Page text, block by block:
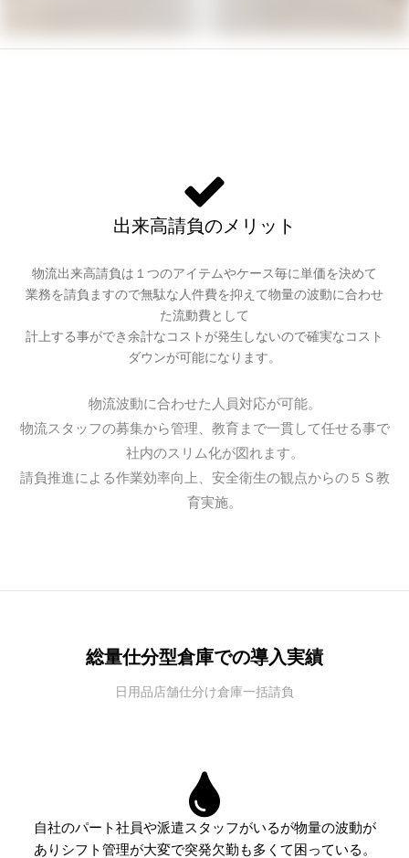
出来高請負のメリット
物流出来高請負は１つのアイテムやケース毎に単価を決めて
業務を請負ますので無駄な人件費を抑えて物量の波動に合わせ
た流動費として
計上する事ができ余計なコストが発生しないので確実なコスト
ダウンが可能になります。
物流波動に合わせた人員対応が可能。
物流スタッフの募集から管理、教育まで一貫して任せる事で
社内のスリム化が図れます。
請負推進による作業効率向上、安全衛生の観点からの５Ｓ教
育実施。
総量仕分型倉庫での導入実績
日用品店舗仕分け倉庫一括請負
自社のパート社員や派遣スタッフがいるが物量の波動が
ありシフト管理が大変で突発欠勤も多くて困っている。